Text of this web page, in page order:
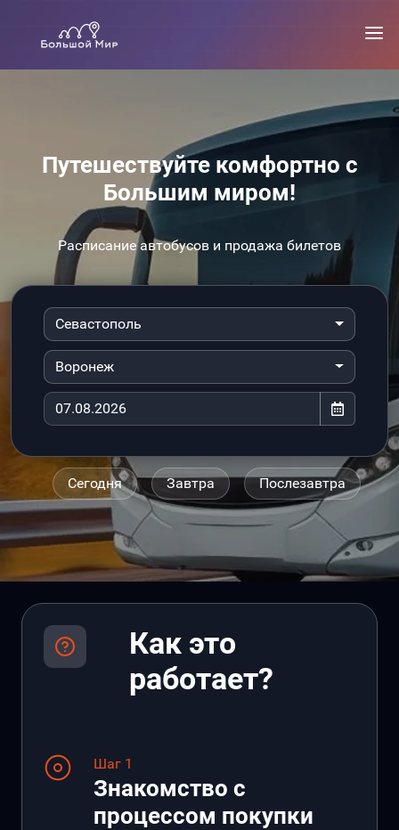
Путешествуйте комфортно с
Большим миром!
Расписание автобусов и продажа билетов
Севастополь
Воронеж
Сегодня Завтра Послезавтра
Как это
работает?
Шаг 1
Знакомство с
процессом покупки